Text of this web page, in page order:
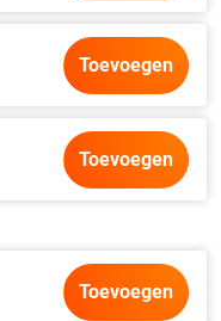
Toevoegen
Toevoegen
Toevoegen